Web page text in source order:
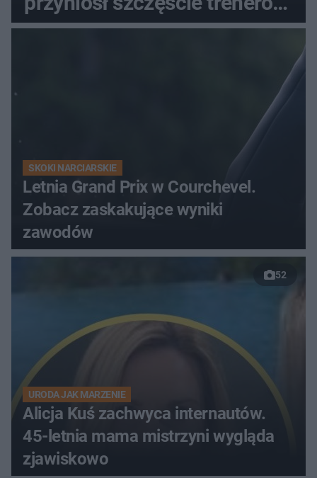
gospodarzy?
SKOKI NARCIARSKIE
Letnia Grand Prix w Courchevel.
Zobacz zaskakujące wyniki
zawodów
52
URODA JAK MARZENIE
Alicja Kuś zachwyca internautów.
45-letnia mama mistrzyni wygląda
zjawiskowo